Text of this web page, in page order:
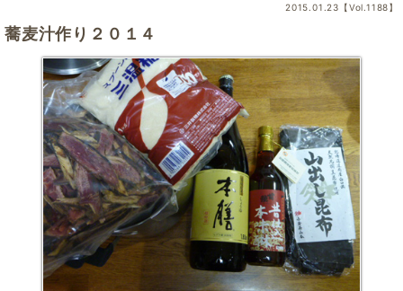
2015.01.23【Vol.1188】
蕎麦汁作り２０１４